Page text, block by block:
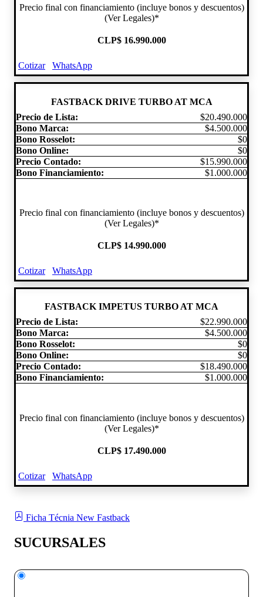
Precio final con financiamiento (incluye bonos y descuentos)
(Ver Legales)*
CLP$ 16.990.000
Cotizar WhatsApp
FASTBACK DRIVE TURBO AT MCA
Precio de Lista:
$20.490.000
Bono Marca:
$4.500.000
Bono Rosselot:
$0
Bono Online:
$0
Precio Contado:
$15.990.000
Bono Financiamiento:
$1.000.000
Precio final con financiamiento (incluye bonos y descuentos)
(Ver Legales)*
CLP$ 14.990.000
Cotizar WhatsApp
FASTBACK IMPETUS TURBO AT MCA
Precio de Lista:
$22.990.000
Bono Marca:
$4.500.000
Bono Rosselot:
$0
Bono Online:
$0
Precio Contado:
$18.490.000
Bono Financiamiento:
$1.000.000
Precio final con financiamiento (incluye bonos y descuentos)
(Ver Legales)*
CLP$ 17.490.000
Cotizar WhatsApp
Ficha Técnia New Fastback
SUCURSALES